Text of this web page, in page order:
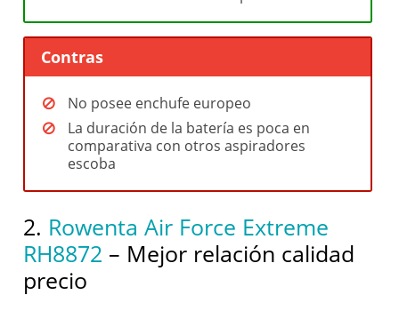
Contras
No posee enchufe europeo
La duración de la batería es poca en
comparativa con otros aspiradores
escoba
2. Rowenta Air Force Extreme
RH8872 – Mejor relación calidad
precio